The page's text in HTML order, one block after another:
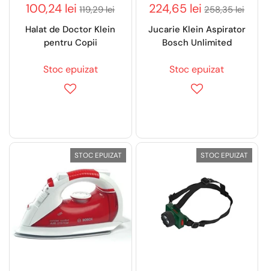
100,24 lei 119,29 lei
Halat de Doctor Klein
pentru Copii
Stoc epuizat
224,65 lei 258,35 lei
Jucarie Klein Aspirator
Bosch Unlimited
Stoc epuizat
STOC EPUIZAT STOC EPUIZAT